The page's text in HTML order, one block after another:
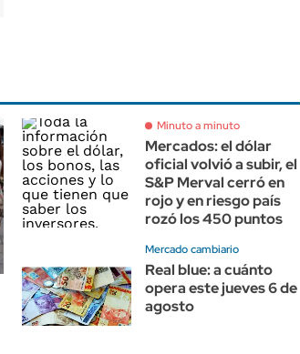
Minuto a minuto
Mercados: el dólar
oficial volvió a subir, el
S&P Merval cerró en
rojo y en riesgo país
rozó los 450 puntos
Mercado cambiario
Real blue: a cuánto
opera este jueves 6 de
agosto